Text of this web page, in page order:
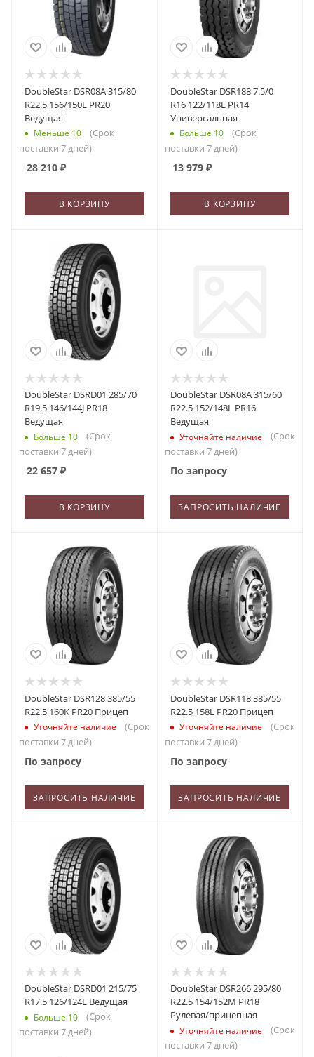
DoubleStar DSR08A 315/80
R22.5 156/150L PR20
Ведущая
Меньше 10
(Срок
поставки 7 дней)
28 210 ₽
В КОРЗИНУ
DoubleStar DSR188 7.5/0
R16 122/118L PR14
Универсальная
Больше 10
(Срок
поставки 7 дней)
13 979₽
В КОРЗИНУ
DoubleStar DSRD01 285/70
R19.5 146/144J PR18
Ведущая
Больше 10
(Срок
поставки 7 дней)
22 657 ₽
В КОРЗИНУ
DoubleStar DSR08A 315/60
R22.5 152/148L PR16
Ведущая
Уточняйте наличие
(Срок
поставки 7 дней)
По запросу
ЗАПРОСИТЬ НАЛИЧИЕ
DoubleStar DSR128 385/55
R22.5 160K PR20 Прицеп
Уточняйте наличие
(Срок
поставки 7 дней)
По запросу
ЗАПРОСИТЬ НАЛИЧИЕ
DoubleStar DSR118 385/55
R22.5 158L PR20 Прицеп
Уточняйте наличие
(Срок
поставки 7 дней)
По запросу
ЗАПРОСИТЬ НАЛИЧИЕ
DoubleStar DSRD01 215/75
R17.5 126/124L Ведущая
Больше 10
(Срок
поставки 7 дней)
DoubleStar DSR266 295/80
R22.5 154/152M PR18
Рулевая/прицепная
Уточняйте наличие
(Срок
поставки 7 дней)